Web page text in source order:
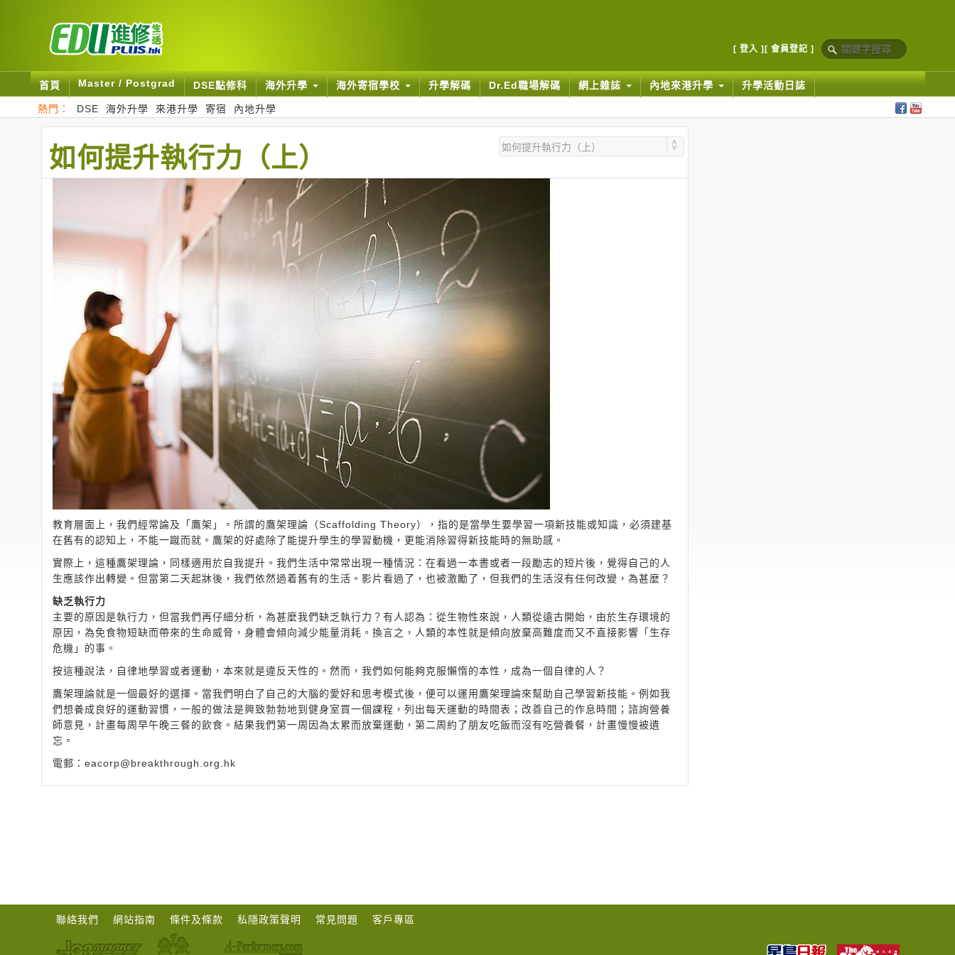
[ 登入 ] [ 會員登記 ]
首頁 Master / Postgrad DSE點修科 海外升學 海外寄宿學校 升學解碼 Dr.Ed職場解碼 網上雜誌 內地來港升學 升學活動日誌
熱門： DSE 海外升學 來港升學 寄宿 內地升學
如何提升執行力（上）
教育層面上，我們經常論及「鷹架」。所謂的鷹架理論（Scaffolding Theory），指的是當學生要學習一項新技能或知識，必須建基
在舊有的認知上，不能一蹴而就。鷹架的好處除了能提升學生的學習動機，更能消除習得新技能時的無助感。
實際上，這種鷹架理論，同樣適用於自我提升。我們生活中常常出現一種情況：在看過一本書或者一段勵志的短片後，覺得自己的人
生應該作出轉變。但當第二天起牀後，我們依然過着舊有的生活。影片看過了，也被激勵了，但我們的生活沒有任何改變，為甚麼？
缺乏執行力
主要的原因是執行力，但當我們再仔細分析，為甚麼我們缺乏執行力？有人認為：從生物性來說，人類從遠古開始，由於生存環境的
原因，為免食物短缺而帶來的生命威脅，身體會傾向減少能量消耗。換言之，人類的本性就是傾向放棄高難度而又不直接影響「生存
危機」的事。
按這種說法，自律地學習或者運動，本來就是違反天性的。然而，我們如何能夠克服懶惰的本性，成為一個自律的人？
鷹架理論就是一個最好的選擇。當我們明白了自己的大腦的愛好和思考模式後，便可以運用鷹架理論來幫助自己學習新技能。例如我
們想養成良好的運動習慣，一般的做法是興致勃勃地到健身室買一個課程，列出每天運動的時間表；改善自己的作息時間；諮詢營養
師意見，計畫每周早午晚三餐的飲食。結果我們第一周因為太累而放棄運動，第二周約了朋友吃飯而沒有吃營養餐，計畫慢慢被遺
忘。
電郵： eacorp@breakthrough.org.hk
聯絡我們 網站指南 條件及條款 私隱政策聲明 常見問題 客戶專區